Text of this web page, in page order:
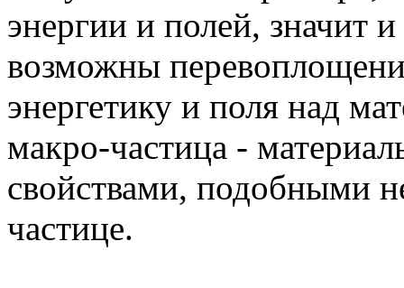
энергии и полей, значит
возможны
энергетику и поля над
макро-частица -
свойствами, подобными
частице.